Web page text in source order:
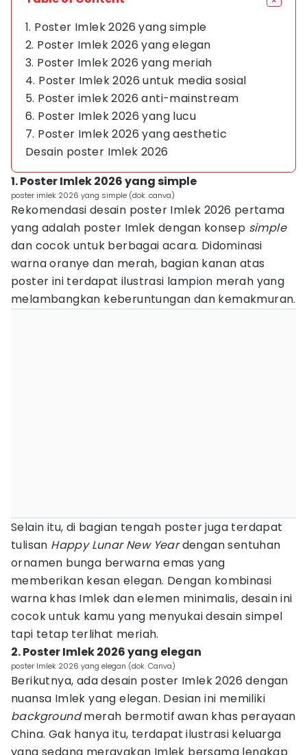
1. Poster Imlek 2026 yang simple
2. Poster Imlek 2026 yang elegan
3. Poster Imlek 2026 yang meriah
4. Poster Imlek 2026 untuk media sosial
5. Poster imlek 2026 anti-mainstream
6. Poster Imlek 2026 yang lucu
7. Poster Imlek 2026 yang aesthetic
Desain poster Imlek 2026
1. Poster Imlek 2026 yang simple
poster imlek 2026 yang simple (dok. canva)
Rekomendasi desain poster Imlek 2026 pertama
yang adalah poster Imlek dengan konsep simple
dan cocok untuk berbagai acara. Didominasi
warna oranye dan merah, bagian kanan atas
poster ini terdapat ilustrasi lampion merah yang
melambangkan keberuntungan dan kemakmuran.
Selain itu, di bagian tengah poster juga terdapat
tulisan Happy Lunar New Yeardengan sentuhan
ornamen bunga berwarna emas yang
memberikan kesan elegan. Dengan kombinasi
warna khas Imlek dan elemen minimalis, desain ini
cocok untuk kamu yang menyukai desain simpel
tapi tetap terlihat meriah.
2. Poster Imlek 2026 yang elegan
poster Imlek 2026 yang elegan (dok. Canva)
Berikutnya, ada desain poster Imlek 2026 dengan
nuansa Imlek yang elegan. Desian ini memiliki
backgroundmerah bermotif awan khas perayaan
China. Gak hanya itu, terdapat ilustrasi keluarga